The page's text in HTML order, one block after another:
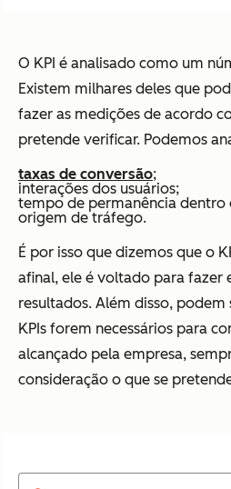
O KPI é analisado como um
Existem milhares deles que
fazer as medições de acordo
pretende verificar. Podemos
taxas de conversão;
interações dos usuários;
tempo de permanência dentro
origem de tráfego.
É por isso que dizemos que o
afinal, ele é voltado para fazer
resultados. Além disso,
KPIs forem necessários para
alcançado pela empresa,
consideração o que se